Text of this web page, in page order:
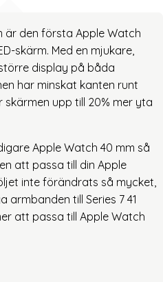
är den första Apple Watch
skärm. Med en mjukare,
display på båda
har minskat kanten runt
skärmen upp till 20% mer yta
Apple Watch 40 mm så
att passa till din Apple
inte förändrats så mycket,
armbanden till Series 7 41
att passa till Apple Watch